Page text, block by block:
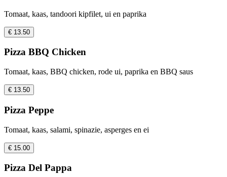
Tomaat, kaas, tandoori kipfilet, ui en paprika
€ 13.50
Pizza BBQ Chicken
Tomaat, kaas, BBQ chicken, rode ui, paprika en BBQ saus
€ 13.50
Pizza Peppe
Tomaat, kaas, salami, spinazie, asperges en ei
€ 15.00
Pizza Del Pappa